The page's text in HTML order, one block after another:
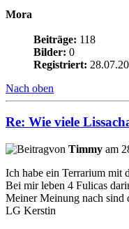
Mora
Beiträge: 118
Bilder: 0
Registriert:
Nach oben
Re: Wie viele
von Timmy am
Ich habe ein Terrarium mit
Bei mir leben 4 Fulicas
Meiner Meinung nach sind
LG Kerstin